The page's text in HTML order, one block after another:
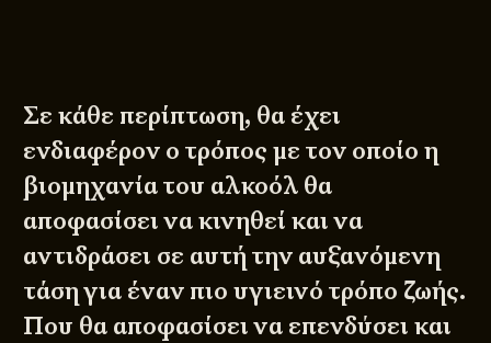
Σε κάθε περίπτωση, θα έχει
ενδιαφέρον ο τρόπος με τον οποίο η
βιομηχανία του αλκοόλ θα
αποφασίσει να κινηθεί και να
αντιδράσει σε αυτή την αυξανόμενη
τάση για έναν πιο υγιεινό τρόπο ζωής.
Που θα αποφασίσει να επενδύσει και